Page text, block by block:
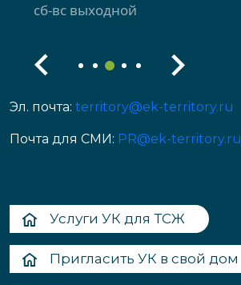
сб-вс выходной
Эл. почта: territory@ek-territory.ru
Почта для СМИ: PR@ek-territory.ru
Услуги УК для ТСЖ
Пригласить УК в свой дом